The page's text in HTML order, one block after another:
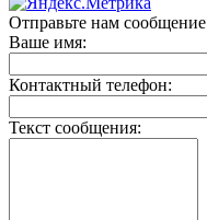
Отправьте нам сообщение
Ваше имя:
Контактный телефон:
Текст сообщения: